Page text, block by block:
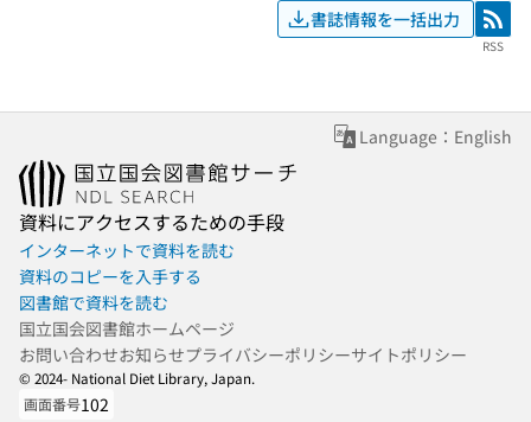
書誌情報を一括出力 RSS
RSS
Language：English
資料にアクセスするための手段
インターネットで資料を読む
資料のコピーを入手する
図書館で資料を読む
国立国会図書館ホームページ
お問い合わせお知らせプライバシーポリシーサイトポリシー
© 2024- National Diet Library, Japan.
画面番号102